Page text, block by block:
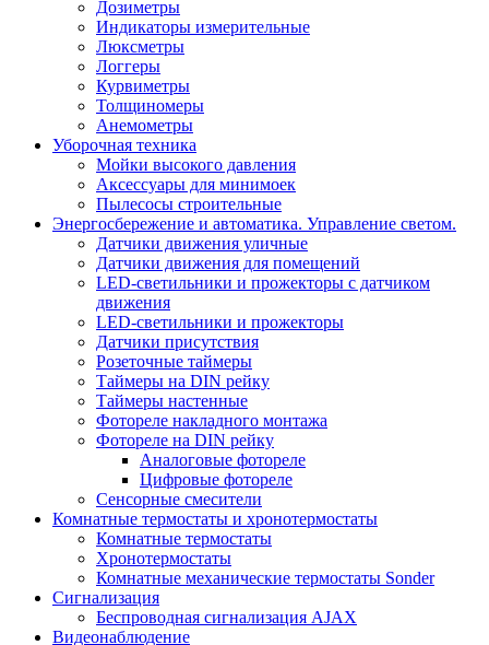
Дозиметры
Индикаторы измерительные
Люксметры
Логгеры
Курвиметры
Толщиномеры
Анемометры
Уборочная техника
Мойки высокого давления
Аксессуары для минимоек
Пылесосы строительные
Энергосбережение и автоматика. Управление светом.
Датчики движения уличные
Датчики движения для помещений
LED-светильники и прожекторы с датчиком
движения
LED-светильники и прожекторы
Датчики присутствия
Розеточные таймеры
Таймеры на DIN рейку
Таймеры настенные
Фотореле накладного монтажа
Фотореле на DIN рейку
Аналоговые фотореле
Цифровые фотореле
Сенсорные смесители
Комнатные термостаты и хронотермостаты
Комнатные термостаты
Хронотермостаты
Комнатные механические термостаты Sonder
Сигнализация
Беспроводная сигнализация AJAX
Видеонаблюдение